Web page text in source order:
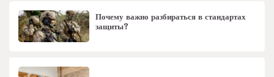
Почему важно разбираться в стандартах
защиты?